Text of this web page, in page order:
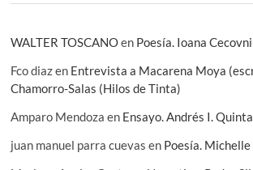
WALTER TOSCANOen Poesía. Ioana
Fco diazen Entrevista a Macarena Moya
Chamorro-Salas (Hilos de Tinta)
Amparo Mendoza en Ensayo. Andrés I.
juan manuel parra cuevas en Poesía.